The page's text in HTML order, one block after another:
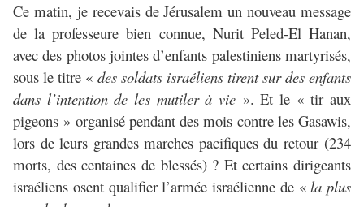
Ce matin, je recevais de Jérusalem un nouveau message
de la professeure bien connue, Nurit Peled-El Hanan,
avec des photos jointes d’enfants palestiniens martyrisés,
sous le titre « des soldats israéliens tirent sur des enfants
dans l’intention de les mutiler à vie ». Et le « tir aux
pigeons » organisé pendant des mois contre les Gasawis,
lors de leurs grandes marches pacifiques du retour (234
morts, des centaines de blessés) ? Et certains dirigeants
israéliens osent qualifier l’armée israélienne de «la plus